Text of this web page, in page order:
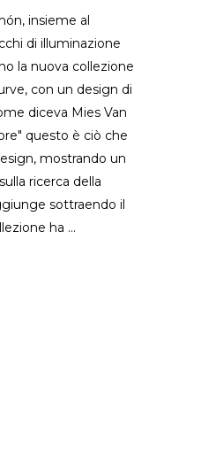
insieme al
di illuminazione
la nuova collezione
con un design di
diceva Mies Van
questo è ciò che
mostrando un
ricerca della
sottraendo il
ha